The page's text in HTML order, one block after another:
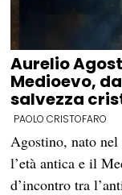
Aurelio
Medioevo,
salvezza
PAOLO CRISTOFARO
Agostino, nato
l’età antica e il
d’incontro tra